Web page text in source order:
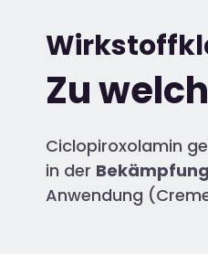
Zu
Ciclopiroxolamin
in der
Anwendung